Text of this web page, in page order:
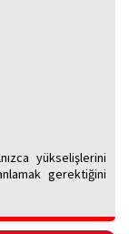
yükselişlerini
gerektiğini